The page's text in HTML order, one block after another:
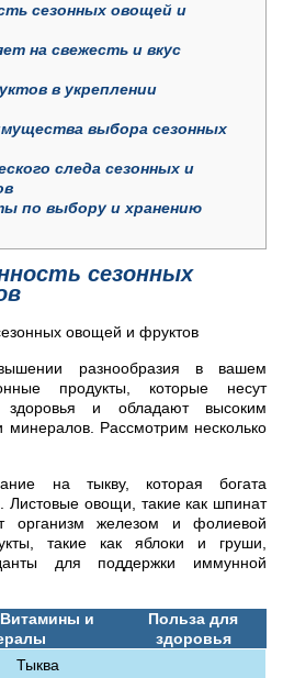
сезонных овощей и
на свежесть и вкус
в укреплении
выбора сезонных
следа сезонных и
по выбору и хранению
сезонных
разнообразия в вашем
продукты, которые несут
и обладают высоким
Рассмотрим несколько
на тыкву, которая богата
Листовые овощи, такие как шпинат
организм железом и фолиевой
такие как яблоки и груши,
для поддержки иммунной
и
Польза для
здоровья
Тыква